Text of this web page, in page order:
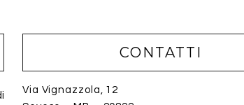
CONTATTI
Via Vignazzola, 12